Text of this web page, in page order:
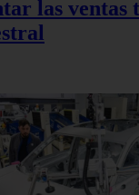
las ventas